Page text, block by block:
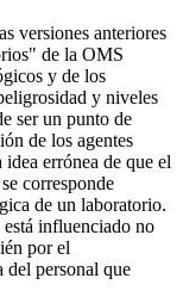
versiones anteriores
de la OMS
y de los
y niveles
ser un punto de
de los agentes
errónea de que el
corresponde
de un laboratorio.
influenciado no
por el
del personal que